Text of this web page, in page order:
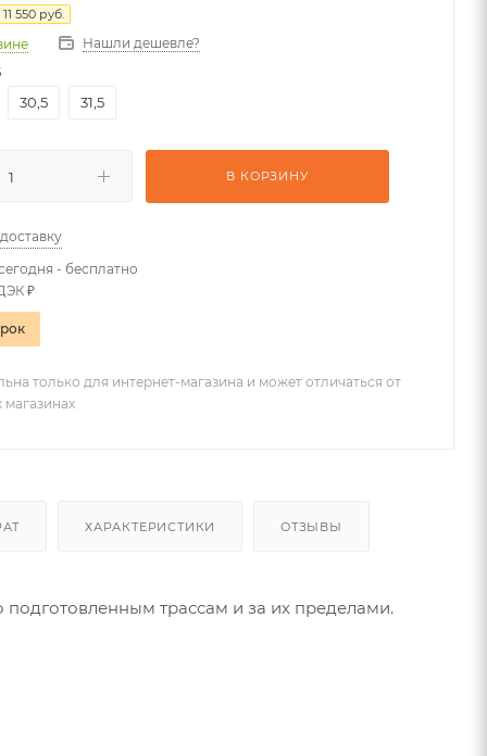
11 550 руб.
Нашли дешевле?
30,5
31,5
В КОРЗИНУ
- бесплатно
₽
только для интернет-магазина и может отличаться от
ХАРАКТЕРИСТИКИ ОТЗЫВЫ
трассам и за их пределами.